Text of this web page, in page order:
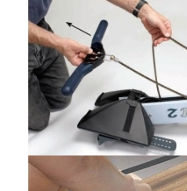
Bevor ich diesen Rudergerät
hinweg mit beiden Geräten
dass das
sagt. Das Wasser schafft es
Bewegung im Wassertank
"Feedback" zu geben. Im
die eingesetzte Kraft direkt